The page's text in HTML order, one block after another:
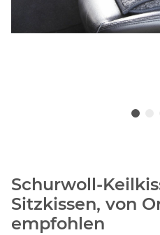
Schurwoll-
Sitzkissen, von
empfohlen